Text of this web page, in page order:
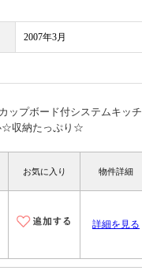
2007年3月
ップボード付システムキッチ
☆収納たっぷり☆
お気に入り 物件詳細
詳細を見る